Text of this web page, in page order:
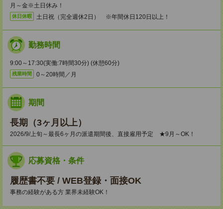
月～金※土日休み！
休日休暇 土日祝（完全週休2日） ※年間休日120日以上！
勤務時間
9:00～17:30(実働:7時間30分) (休憩60分)
残業時間 0～20時間／月
期間
長期（3ヶ月以上）
2026/9/上旬～最長6ヶ月の派遣期間後、直接雇用予定 ★9月～OK！
応募資格・条件
履歴書不要 / WEB登録・面接OK
事務の経験がある方 業界未経験OK！